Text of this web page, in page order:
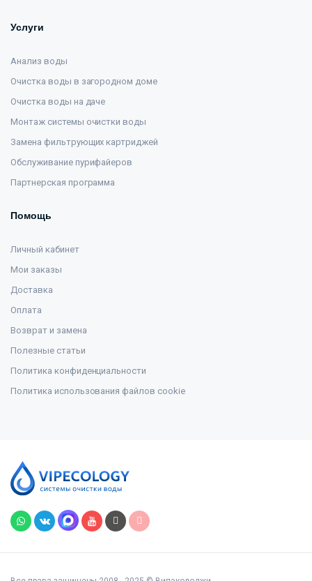
Услуги
Анализ воды
Очистка воды в загородном доме
Очистка воды на даче
Монтаж системы очистки воды
Замена фильтрующих картриджей
Обслуживание пурифайеров
Партнерская программа
Помощь
Личный кабинет
Мои заказы
Доставка
Оплата
Возврат и замена
Полезные статьи
Политика конфиденциальности
Политика использования файлов cookie